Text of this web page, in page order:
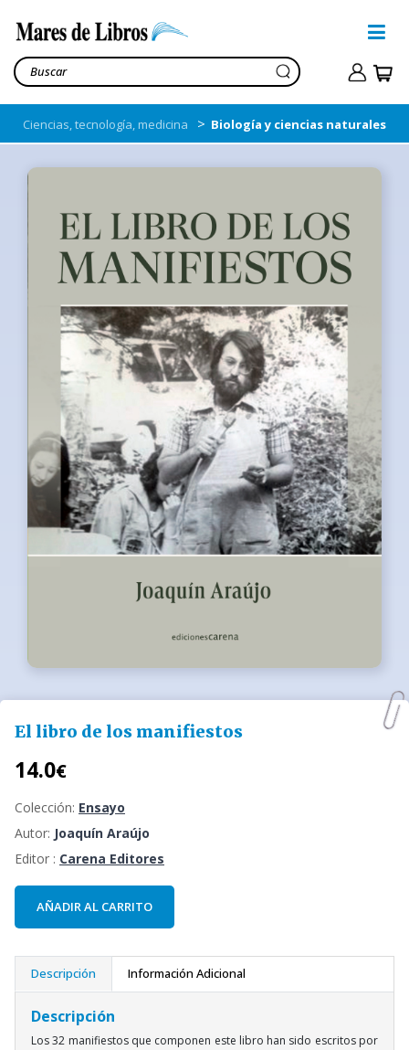
Ciencias, tecnología, medicina > Biología y ciencias naturales
El libro de los manifiestos
14.0€
Colección: Ensayo
Autor: Joaquín Araújo
Editor : Carena Editores
AÑADIR AL CARRITO
Descripción Información Adicional
Descripción
Los 32 manifiestos que componen este libro han sido escritos por